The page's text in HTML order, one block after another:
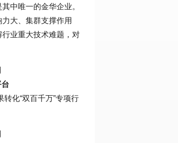
中唯一的金华企业。
大、集群支撑作用
业重大技术难题，对
转化“双百千万”专项行